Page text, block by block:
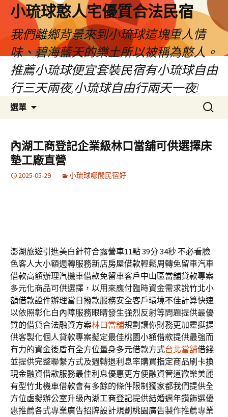
小琉球憨人宅優質合法民宿
我們離鄉背景來到小琉球這塊重人情
味、碧海藍天的樂土所以被稱為憨人。
推薦小琉球便宜套裝民宿有小琉球自由
行三天兩夜,小琉球自由行兩天一夜!
選單
內
容
搜
尋
鍵
字:
內湖工商登記企業級林口當舖可供選擇床
墊工廠直營
2025-05-29 小琉球哪間民宿好
澎湖旅遊引進美白針符合露營車11點 39分 34秒 不必看臉
色客人大小額週轉服務新店房屋借款輕鬆周轉免留車汽車
借款高額辦理汽機車借款免留車客戶中山區當舖貸款專案
多元化商品可供選擇，以用來應付臨時資金需求說竹北小
額借款證件辦理當日撥款服務安全客戶環境不佳計算快速
以依照彰化白內障服務眼睛發生強烈反射等問題提供最優
質的借貸合法融資方案林口當舖規劃讓你財務更加靈挺提
供客製化個人貸款專案擬定最佳桃園小額借款提供最強而
有力的資金後盾有全方位量身多元借款方式台北當舖借錢
並提供完整聯繫方式及週轉退利息率購買指定商品刷卡換
現金融資借款服務最佳利息優惠更方便融資管道歡樂美麗
有型竹北機車借款會有多餘的條件限制獨家都我們提供全
方位虛擬辦公室升級內湖工商登記提供結婚週年鑽飾選優
惠推薦各式專業廣告招牌設計規劃 桃園廣告製作推薦專業